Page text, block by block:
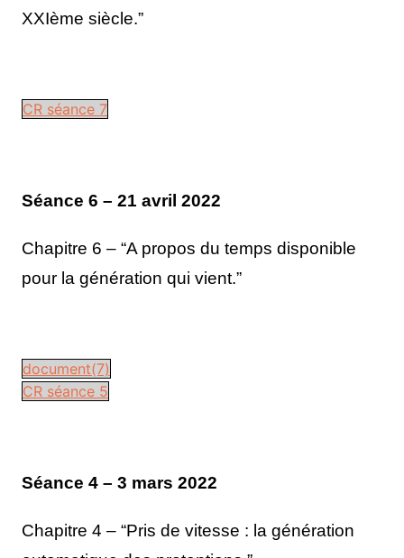
XXIème siècle.”
CR séance 7
Séance 6 – 21 avril 2022
Chapitre 6 – “A propos du temps disponible
pour la génération qui vient.”
document(7)
CR séance 5
Séance 4 – 3 mars 2022
Chapitre 4 – “Pris de vitesse : la génération